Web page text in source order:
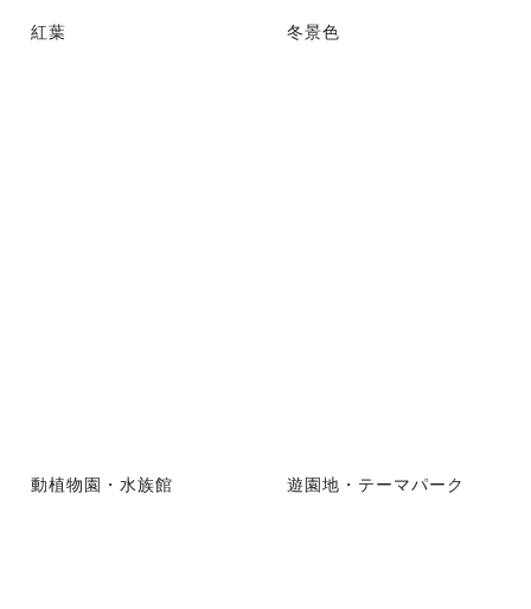
紅葉 冬景色
動植物園・水族館 遊園地・テーマパーク